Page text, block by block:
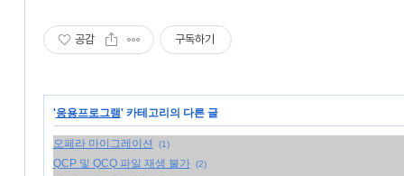
공감 구독하기
'응용프로그램' 카테고리의 다른 글
오페라 마이그레이션 (1)
QCP 및 QCQ 파일 재생 불가 (2)